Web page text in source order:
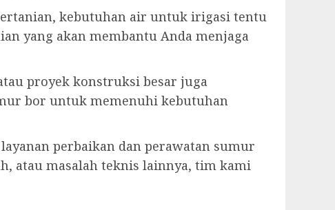
kebutuhan air untuk irigasi tentu
yang akan membantu Anda menjaga
proyek konstruksi besar juga
bor untuk memenuhi kebutuhan
perbaikan dan perawatan sumur
atau masalah teknis lainnya, tim kami